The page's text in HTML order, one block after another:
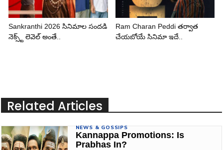
Sankranthi 2026 సినిమాల సందడి
నెక్స్ట్ లెవెల్ అంతే..
Ram Charan Peddi తర్వాత
చేయబోయే సినిమా ఇదే..
Related Articles
NEWS & GOSSIPS
Kannappa Promotions: Is
Prabhas In?